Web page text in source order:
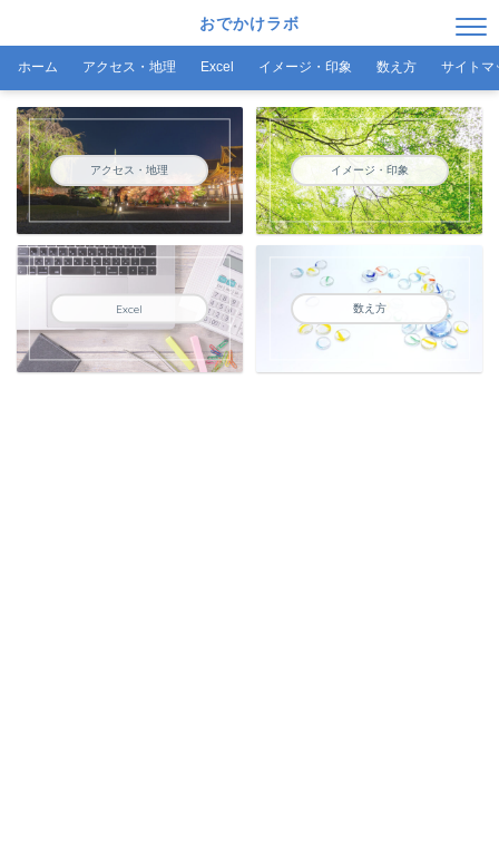
おでかけラボ
ホーム アクセス・地理 Excel イメージ・印象 数え方 サイトマ
アクセス・地理 イメージ・印象
Excel 数え方